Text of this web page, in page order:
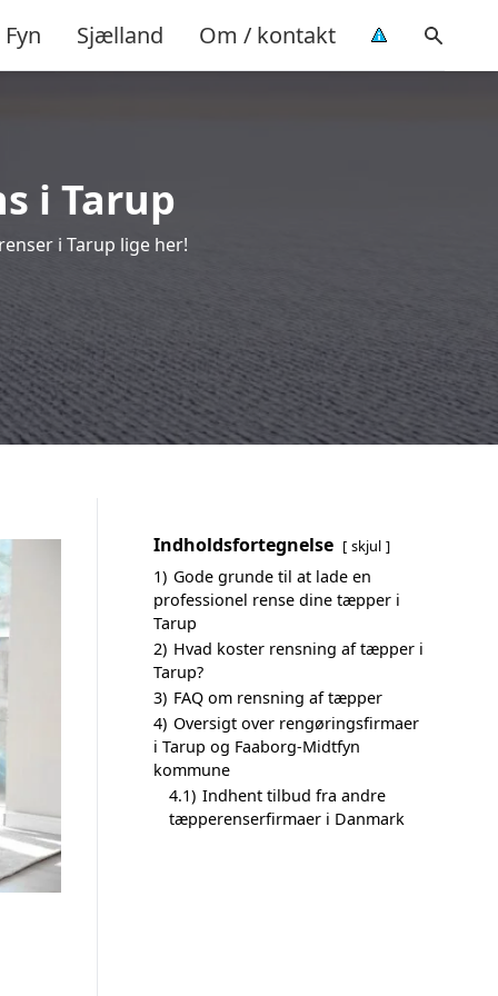
Fyn Sjælland Om / kontakt
i Tarup
i Tarup lige her!
Indholdsfortegnelse skjul
1) Gode grunde til at lade en
professionel rense dine tæpper i
Tarup
2) Hvad koster rensning af tæpper i
Tarup?
3) FAQ om rensning af tæpper
4) Oversigt over rengøringsfirmaer
i Tarup og Faaborg-Midtfyn
kommune
4.1) Indhent tilbud fra andre
tæpperenserfirmaer i Danmark